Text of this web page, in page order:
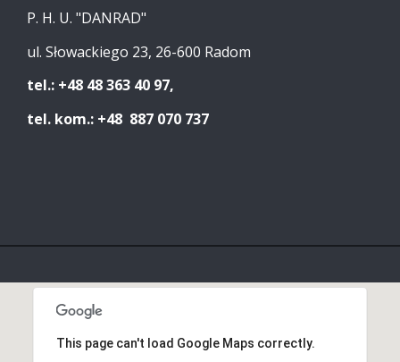
P. H. U. "DANRAD"
ul. Słowackiego 23, 26-600 Radom
tel.: +48 48 363 40 97,
tel. kom.: +48 887 070 737
This page can't load Google Maps correctly.